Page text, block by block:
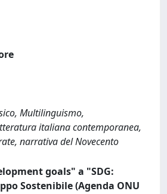
Multilinguismo,
italiana contemporanea,
narrativa del Novecento
goals" a "SDG:
Sostenibile (Agenda ONU